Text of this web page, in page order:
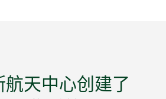
航天中心创建了